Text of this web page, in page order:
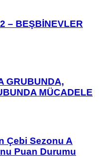
– BEŞBİNEVLER
GRUBUNDA,
MÜCADELE
Çebi Sezonu A
Puan Durumu